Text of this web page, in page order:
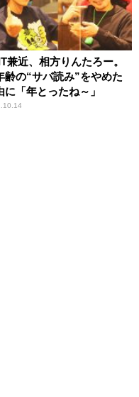
兼近、相方りんたろー。
齢の“サバ読み”をやめた
に「年とったね～」